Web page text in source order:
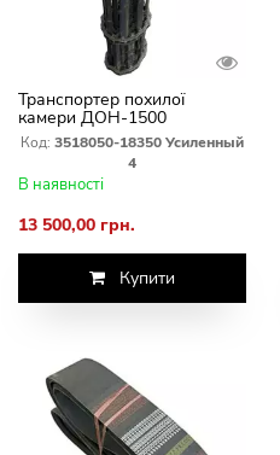
Транспортер похилої
камери ДОН-1500
посилений на болтах ЗІПК
Код: 3518050-18350 Усиленный
4
В наявності
13 500,00 грн.
Купити